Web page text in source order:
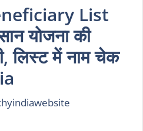
List
योजना की
लिस्ट में नाम चेक